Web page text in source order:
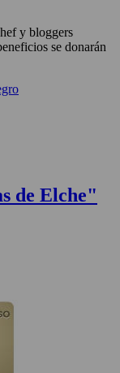
y bloggers
se donarán
de Elche"